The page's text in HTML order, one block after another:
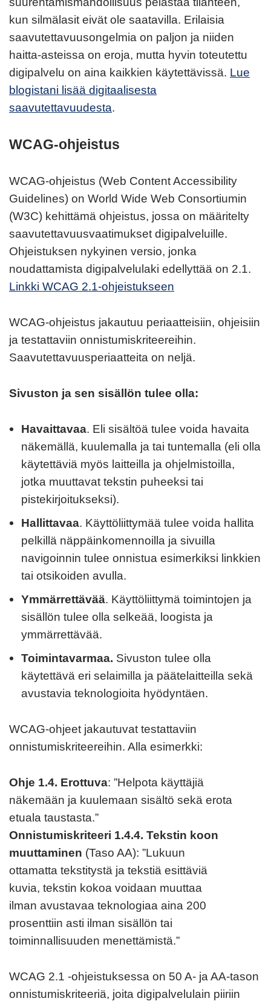
kun silmälasit eivät ole saatavilla. Erilaisia
saavutettavuusongelmia on paljon ja niiden
haitta-asteissa on eroja, mutta hyvin toteutettu
digipalvelu on aina kaikkien käytettävissä. Lue
blogistani lisää digitaalisesta
saavutettavuudesta.
WCAG-ohjeistus
WCAG-ohjeistus (Web Content Accessibility
Guidelines) on World Wide Web Consortiumin
(W3C) kehittämä ohjeistus, jossa on määritelty
saavutettavuusvaatimukset digipalveluille.
Ohjeistuksen nykyinen versio, jonka
noudattamista digipalvelulaki edellyttää on 2.1.
Linkki WCAG 2.1-ohjeistukseen
WCAG-ohjeistus jakautuu periaatteisiin, ohjeisiin
ja testattaviin onnistumiskriteereihin.
Saavutettavuusperiaatteita on neljä.
Sivuston ja sen sisällön tulee olla:
Havaittavaa. Eli sisältöä tulee voida havaita
näkemällä, kuulemalla ja tai tuntemalla (eli olla
käytettäviä myös laitteilla ja ohjelmistoilla,
jotka muuttavat tekstin puheeksi tai
pistekirjoitukseksi).
Hallittavaa. Käyttöliittymää tulee voida hallita
pelkillä näppäinkomennoilla ja sivuilla
navigoinnin tulee onnistua esimerkiksi linkkien
tai otsikoiden avulla.
Ymmärrettävää. Käyttöliittymä toimintojen ja
sisällön tulee olla selkeää, loogista ja
ymmärrettävää.
Toimintavarmaa. Sivuston tulee olla
käytettävä eri selaimilla ja päätelaitteilla sekä
avustavia teknologioita hyödyntäen.
WCAG-ohjeet jakautuvat testattaviin
onnistumiskriteereihin. Alla esimerkki:
Ohje 1.4. Erottuva: ”Helpota käyttäjiä
näkemään ja kuulemaan sisältö sekä erota
etuala taustasta.”
Onnistumiskriteeri 1.4.4. Tekstin koon
muuttaminen (Taso AA): ”Lukuun
ottamatta tekstitystä ja tekstiä esittäviä
kuvia, tekstin kokoa voidaan muuttaa
ilman avustavaa teknologiaa aina 200
prosenttiin asti ilman sisällön tai
toiminnallisuuden menettämistä.”
WCAG 2.1 -ohjeistuksessa on 50 A- ja AA-tason
onnistumiskriteeriä, joita digipalvelulain piiriin